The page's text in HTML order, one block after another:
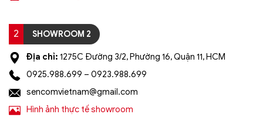
2 SHOWROOM 2
Địa chỉ: 1275C Đường 3/2, Phường 16, Quận 11, HCM
0925.988.699 – 0923.988.699
sencomvietnam@gmail.com
Hình ảnh thực tế showroom